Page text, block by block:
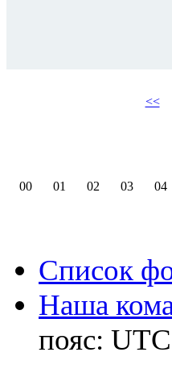
<<
00 01 02 03 04
Список
Наша
пояс: